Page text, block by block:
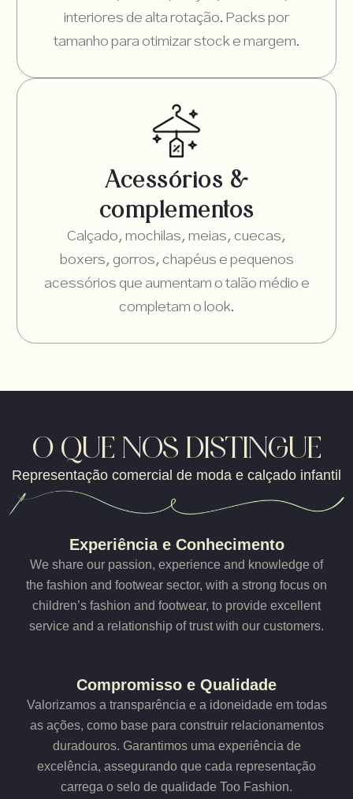
interiores de alta rotação. Packs por
tamanho para otimizar stock e margem.
Acessórios &
complementos
Calçado, mochilas, meias, cuecas,
boxers, gorros, chapéus e pequenos
acessórios que aumentam o talão médio e
completam o look.
O QUE NOS DISTINGUE
Representação comercial de moda e calçado infantil
Experiência e Conhecimento
We share our passion, experience and knowledge of
the fashion and footwear sector, with a strong focus on
children’s fashion and footwear, to provide excellent
service and a relationship of trust with our customers.
Compromisso e Qualidade
Valorizamos a transparência e a idoneidade em todas
as ações, como base para construir relacionamentos
duradouros. Garantimos uma experiência de
excelência, assegurando que cada representação
carrega o selo de qualidade Too Fashion.